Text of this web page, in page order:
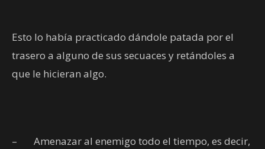
Esto lo había practicado dándole patada por el
trasero a alguno de sus secuaces y retándoles a
que le hicieran algo.
–
Amenazar al enemigo todo el tiempo, es decir,